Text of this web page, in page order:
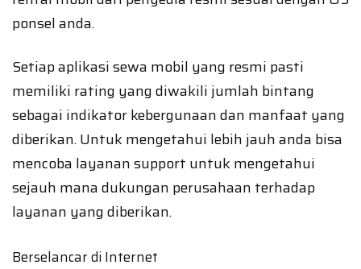
ponsel anda.
Setiap aplikasi sewa mobil yang resmi pasti
memiliki rating yang diwakili jumlah bintang
sebagai indikator kebergunaan dan manfaat yang
diberikan. Untuk mengetahui lebih jauh anda bisa
mencoba layanan support untuk mengetahui
sejauh mana dukungan perusahaan terhadap
layanan yang diberikan.
Berselancar di Internet